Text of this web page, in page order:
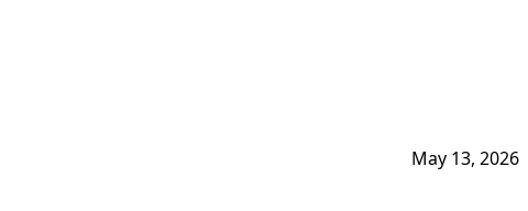
May 13, 2026